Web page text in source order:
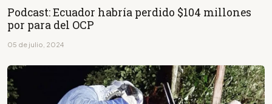
Podcast: Ecuador habría perdido $104 millones
por para del OCP
05 de julio, 2024